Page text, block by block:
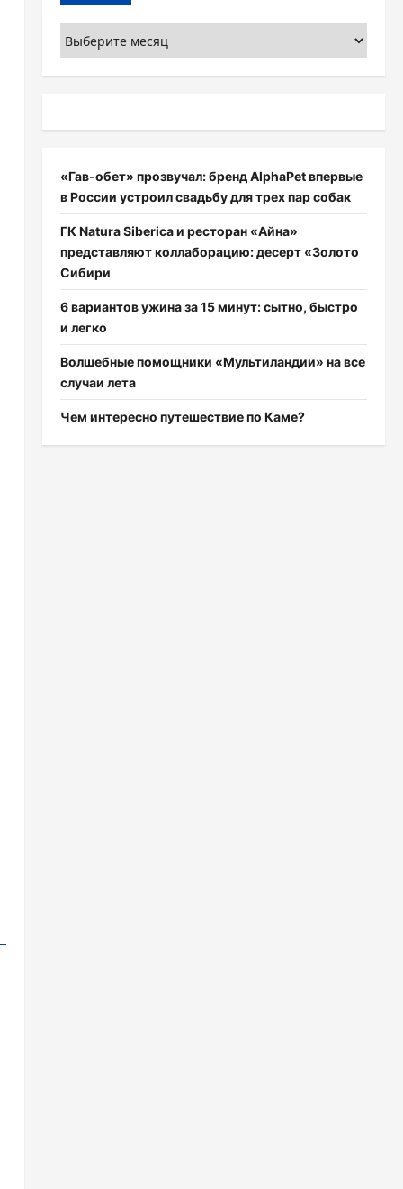
Архивы
«Гав-обет» прозвучал: бренд AlphaPet впервые
в России устроил свадьбу для трех пар собак
ГК Natura Siberica и ресторан «Айна»
представляют коллаборацию: десерт «Золото
Сибири
6 вариантов ужина за 15 минут: сытно, быстро
и легко
Волшебные помощники «Мультиландии» на все
случаи лета
Чем интересно путешествие по Каме?